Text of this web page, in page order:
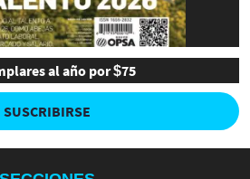
al año por $75
SUSCRIBIRSE